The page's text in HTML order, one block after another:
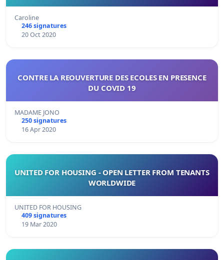
Caroline
246 signatures
20 Oct 2020
CONTRE LA REOUVERTURE DES ECOLES EN PRESENCE
DU COVID 19
MADAME JONO
250 signatures
16 Apr 2020
UNITED FOR HOUSING - OPEN LETTER FROM TENANTS
WORLDWIDE
UNITED FOR HOUSING
409 signatures
19 Mar 2020